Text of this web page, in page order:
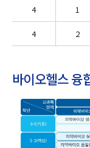
4 1
4 2
바이오헬스 융